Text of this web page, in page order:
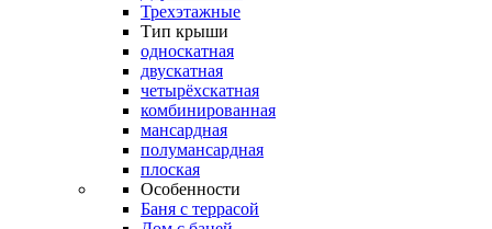
Трехэтажные
Тип крыши
односкатная
двускатная
четырёхскатная
комбинированная
мансардная
полумансардная
плоская
Особенности
Баня с террасой